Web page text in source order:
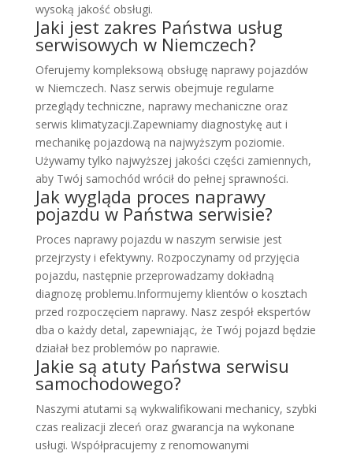
wysoką jakość obsługi.
Jaki jest zakres Państwa usług
serwisowych w Niemczech?
Oferujemy kompleksową obsługę naprawy pojazdów
w Niemczech. Nasz serwis obejmuje regularne
przeglądy techniczne, naprawy mechaniczne oraz
serwis klimatyzacji.Zapewniamy diagnostykę aut i
mechanikę pojazdową na najwyższym poziomie.
Używamy tylko najwyższej jakości części zamiennych,
aby Twój samochód wrócił do pełnej sprawności.
Jak wygląda proces naprawy
pojazdu w Państwa serwisie?
Proces naprawy pojazdu w naszym serwisie jest
przejrzysty i efektywny. Rozpoczynamy od przyjęcia
pojazdu, następnie przeprowadzamy dokładną
diagnozę problemu.Informujemy klientów o kosztach
przed rozpoczęciem naprawy. Nasz zespół ekspertów
dba o każdy detal, zapewniając, że Twój pojazd będzie
działał bez problemów po naprawie.
Jakie są atuty Państwa serwisu
samochodowego?
Naszymi atutami są wykwalifikowani mechanicy, szybki
czas realizacji zleceń oraz gwarancja na wykonane
usługi. Współpracujemy z renomowanymi